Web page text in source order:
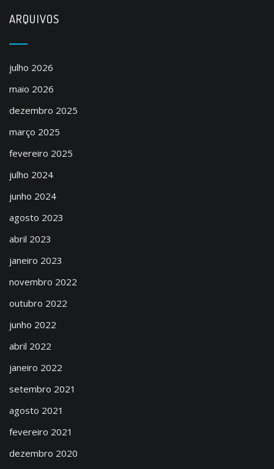
ARQUIVOS
julho 2026
maio 2026
dezembro 2025
março 2025
fevereiro 2025
julho 2024
junho 2024
agosto 2023
abril 2023
janeiro 2023
novembro 2022
outubro 2022
junho 2022
abril 2022
janeiro 2022
setembro 2021
agosto 2021
fevereiro 2021
dezembro 2020